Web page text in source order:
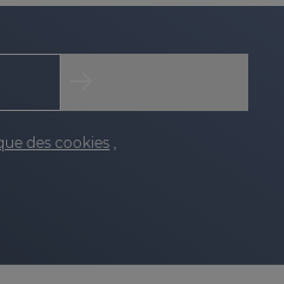
des cookies